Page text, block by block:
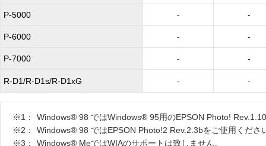
P-5000 - -
P-6000 - -
P-7000 - -
R-D1/R-D1s/R-D1xG - -
※1：
Windows® 98 ではWindows® 95用のEPSON Photo!
※2：
Windows® 98 ではEPSON Photo!2 Rev.2.3bをご使用くださ
※3：
Windows® MeではWIAのサポートは致しません。